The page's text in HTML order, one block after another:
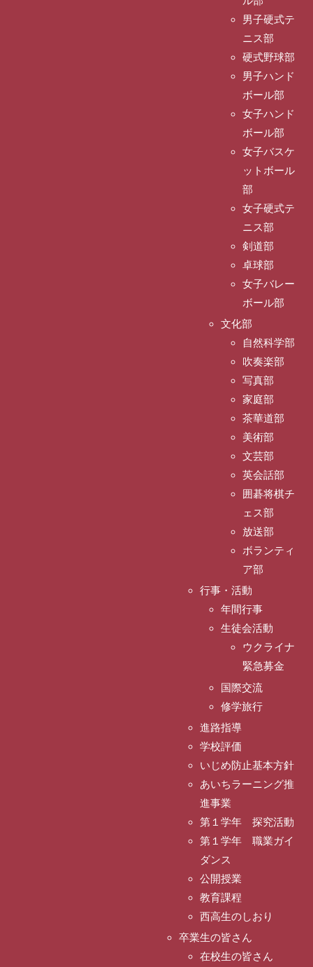
男子硬式テ
ニス部
硬式野球部
男子ハンド
ボール部
女子ハンド
ボール部
女子バスケ
ットボール
部
女子硬式テ
ニス部
剣道部
卓球部
女子バレー
ボール部
文化部
自然科学部
吹奏楽部
写真部
家庭部
茶華道部
美術部
文芸部
英会話部
囲碁将棋チ
ェス部
放送部
ボランティ
ア部
行事・活動
年間行事
生徒会活動
ウクライナ
緊急募金
国際交流
修学旅行
進路指導
学校評価
いじめ防止基本方針
あいちラーニング推
進事業
第１学年 探究活動
第１学年 職業ガイ
ダンス
公開授業
教育課程
西高生のしおり
卒業生の皆さん
在校生の皆さん